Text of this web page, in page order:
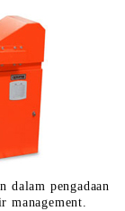
dalam pengadaan
management.